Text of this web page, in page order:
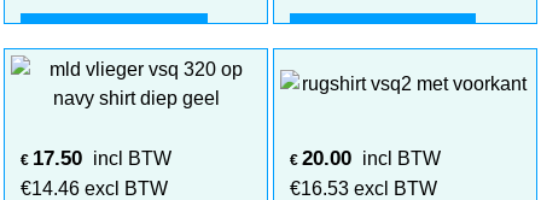
€ 17.50 incl BTW
€14.46 excl BTW
€ 20.00 incl BTW
€16.53 excl BTW